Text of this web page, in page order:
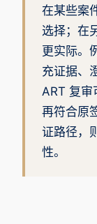
在某些案
选择；在
更实际。
充证据、
ART 复审
再符合原
证路径，
性。